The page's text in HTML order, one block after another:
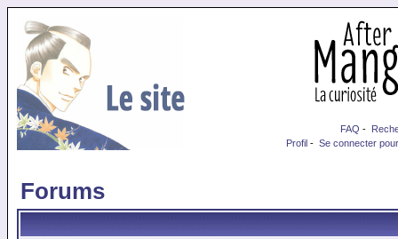
FAQ -
Profil - Se connecter
Forums